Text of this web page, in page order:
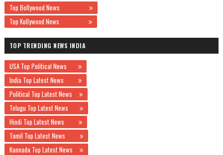
Top Bollywood News
Top Kollywood News
TOP TRENDING NEWS INDIA
USA Top Political News
India Top Latest News
Political Top Latest News
Telugu Top Latest News
Hindi Top Latest News
Tamil Top Latest News
Kannada Top Latest News